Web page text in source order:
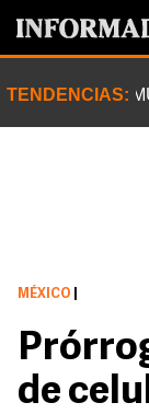
TENDENCIAS:
MÉXICO
de